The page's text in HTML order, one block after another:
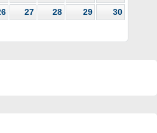
27 28 29
30